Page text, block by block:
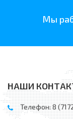
Мы
НАШИ
Телефон: 8